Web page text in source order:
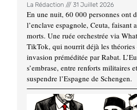
La Rédaction 31 Juillet 2026
En une nuit, 60 000 personnes ont
l’enclave espagnole, Ceuta, faisant
morts. Une ruée orchestrée via
TikTok, qui nourrit déjà les théories
invasion préméditée par Rabat.
s’embrase, entre renforts militaires
suspendre l’Espagne de Schengen.